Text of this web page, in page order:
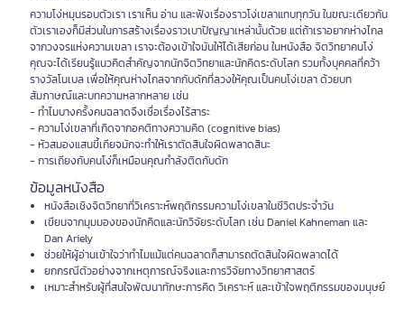
ความโง่หมุนรอบตัวเรา เราเห็น อ่าน และฟังเรื่องราวโง่เขลาแทบทุกวัน ในขณะเดียวกัน
ตัวเราเองก็มีส่วนในการสร้างเรื่องราวเบาปัญญาเหล่านั้นด้วย แต่ถ้าเราอยากห่างไกล
จากวงจรแห่งความเขลา เราจะต้องเข้าใจมันให้ได้เสียก่อน ในหนังสือ จิตวิทยาคนโง่
คุณจะได้เรียนรู้แนวคิดสำคัญจากนักจิตวิทยาและนักคิดระดับโลก รวมทั้งบุคคลที่คว้า
รางวัลโนเบล เพื่อให้คุณห่างไกลจากกับดักที่ลวงให้คุณเป็นคนโง่เขลา ด้วยบท
สัมภาษณ์และบทความหลากหลาย เช่น
- ทำไมบางครั้งคนฉลาดจึงเชื่อเรื่องไร้สาระ
- ความโง่เขลาที่เกิดจากอคติทางความคิด (cognitive bias)
- หัวสมองแสนขี้เกียจมักจะทำให้เราตัดสินใจผิดพลาดสินะ
- การเถียงกับคนโง่ก็เหมือนคุณกำลังติดกับดัก
ข้อมูลหนังสือ
หนังสือเชิงจิตวิทยาที่วิเคราะห์พฤติกรรมความโง่เขลาในชีวิตประจำวัน
เขียนจากมุมมองของนักคิดและนักวิจัยระดับโลก เช่น Daniel Kahneman และ
Dan Ariely
ช่วยให้ผู้อ่านเข้าใจว่าทำไมแม้แต่คนฉลาดก็สามารถตัดสินใจผิดพลาดได้
ยกกรณีตัวอย่างจากเหตุการณ์จริงและการวิจัยทางวิทยาศาสตร์
เหมาะสำหรับผู้ที่สนใจพัฒนาทักษะการคิด วิเคราะห์ และเข้าใจพฤติกรรมของมนุษย์